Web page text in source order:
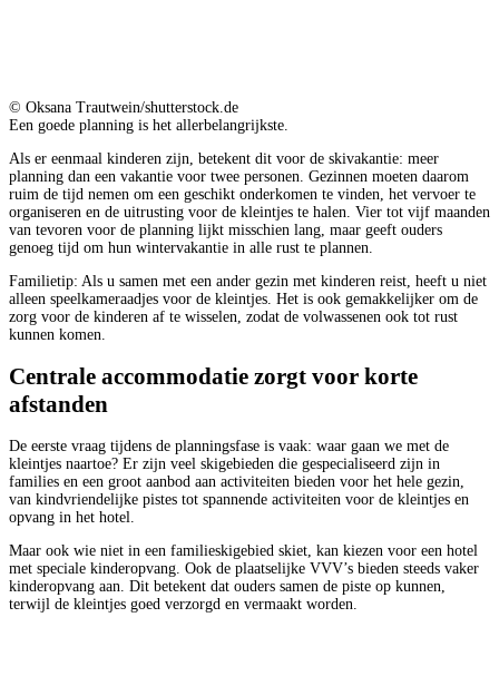
© Oksana Trautwein/shutterstock.de
Een goede planning is het allerbelangrijkste.
Als er eenmaal kinderen zijn, betekent dit voor de skivakantie: meer
planning dan een vakantie voor twee personen. Gezinnen moeten daarom
ruim de tijd nemen om een geschikt onderkomen te vinden, het vervoer te
organiseren en de uitrusting voor de kleintjes te halen. Vier tot vijf maanden
van tevoren voor de planning lijkt misschien lang, maar geeft ouders
genoeg tijd om hun wintervakantie in alle rust te plannen.
Familietip: Als u samen met een ander gezin met kinderen reist, heeft u niet
alleen speelkameraadjes voor de kleintjes. Het is ook gemakkelijker om de
zorg voor de kinderen af te wisselen, zodat de volwassenen ook tot rust
kunnen komen.
Centrale accommodatie zorgt voor korte
afstanden
De eerste vraag tijdens de planningsfase is vaak: waar gaan we met de
kleintjes naartoe? Er zijn veel skigebieden die gespecialiseerd zijn in
families en een groot aanbod aan activiteiten bieden voor het hele gezin,
van kindvriendelijke pistes tot spannende activiteiten voor de kleintjes en
opvang in het hotel.
Maar ook wie niet in een familieskigebied skiet, kan kiezen voor een hotel
met speciale kinderopvang. Ook de plaatselijke VVV’s bieden steeds vaker
kinderopvang aan. Dit betekent dat ouders samen de piste op kunnen,
terwijl de kleintjes goed verzorgd en vermaakt worden.